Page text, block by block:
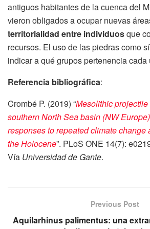
antiguos habitantes de la cuenca del
vieron obligados a ocupar nuevas
territorialidad entre individuosque
recursos. El uso de las piedras como
indicar a qué grupos pertenencia cada
Referencia bibliográfica:
Crombé P. (2019) “Mesolithic
southern North Sea basin (NW
responses to repeated climate change
the Holocene”. PLoS ONE 14(7):
Vía Universidad de Gante.
Previous Post
Aquilarhinus palimentus: una